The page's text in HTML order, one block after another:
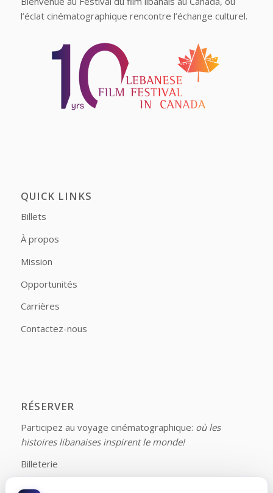
l’éclat cinématographique rencontre l’échange culturel.
QUICK LINKS
Billets
À propos
Mission
Opportunités
Carrières
Contactez-nous
RÉSERVER
Participez au voyage cinématographique: où les
histoires libanaises inspirent le monde!
Billeterie